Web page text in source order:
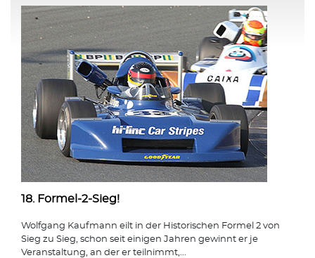
18. Formel-2-Sieg!
Wolfgang Kaufmann eilt in der Historischen Formel 2 von
Sieg zu Sieg, schon seit einigen Jahren gewinnt er je
Veranstaltung, an der er teilnimmt,...